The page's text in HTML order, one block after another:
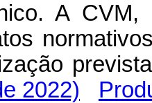
A
2022)